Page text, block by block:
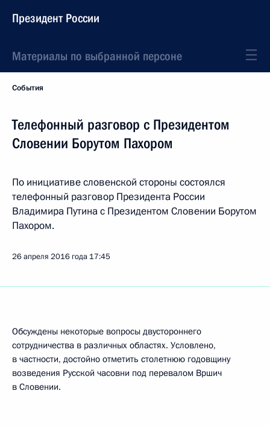
Президент России
Материалы по выбранной персоне
События
Телефонный разговор с Президентом
Словении Борутом Пахором
По инициативе словенской стороны состоялся
телефонный разговор Президента России
Владимира Путина с Президентом Словении Борутом
Пахором.
26 апреля 2016 года 17:45
Обсуждены некоторые вопросы двустороннего
сотрудничества в различных областях. Условлено,
в частности, достойно отметить столетнюю годовщину
возведения Русской часовни под перевалом Вршич
в Словении.